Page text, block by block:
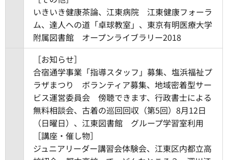
いきいき健康茶論、江東病院 江東健康フォーラ
ム、達人への道「卓球教室」、東京有明医療大学
附属図書館 オープンライブラリー2018
［お知らせ］
合宿通学事業「指導スタッフ」募集、塩浜福祉プ
ラザまつり ボランティア募集、地域密着型サー
ビス運営委員会 傍聴できます、行政書士による
無料相談会、古着の巡回回収（第5回）8月12日
（日曜日）、江東図書館 グループ学習室利用
［講座・催し物］
ジュニアリーダー講習会体験会、江東区内都立高